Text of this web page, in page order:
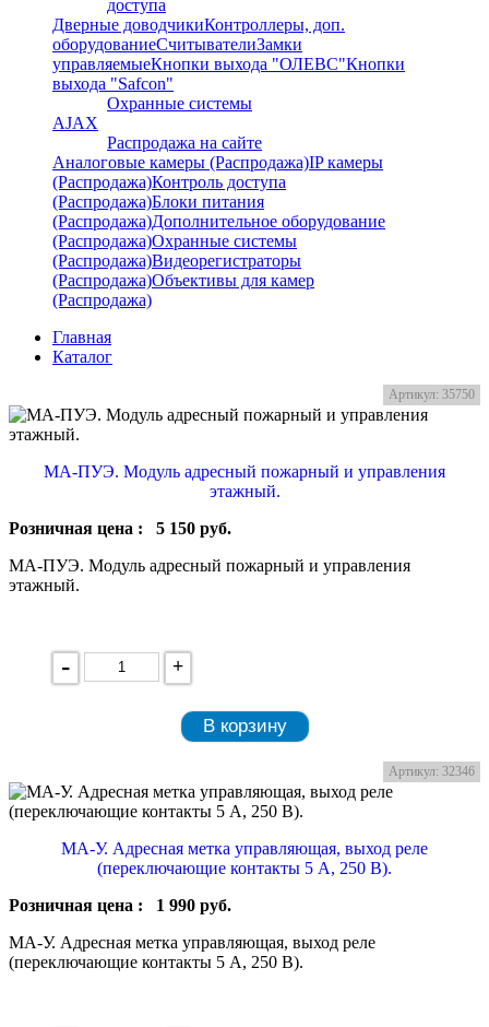
доступа
Дверные доводчикиКонтроллеры, доп.
оборудованиеСчитывателиЗамки
управляемыеКнопки выхода "ОЛЕВС"Кнопки
выхода "Safcon"
Охранные системы
AJAX
Распродажа на сайте
Аналоговые камеры (Распродажа)IP камеры
(Распродажа)Контроль доступа
(Распродажа)Блоки питания
(Распродажа)Дополнительное оборудование
(Распродажа)Охранные системы
(Распродажа)Видеорегистраторы
(Распродажа)Объективы для камер
(Распродажа)
Главная
Каталог
Артикул: 35750
МА-ПУЭ. Модуль адресный пожарный и управления
этажный.
Розничная цена : 5 150 руб.
МА-ПУЭ. Модуль адресный пожарный и управления
этажный.
- +
В корзину
Артикул: 32346
МА-У. Адресная метка управляющая, выход реле
(переключающие контакты 5 А, 250 В).
Розничная цена : 1 990 руб.
МА-У. Адресная метка управляющая, выход реле
(переключающие контакты 5 А, 250 В).